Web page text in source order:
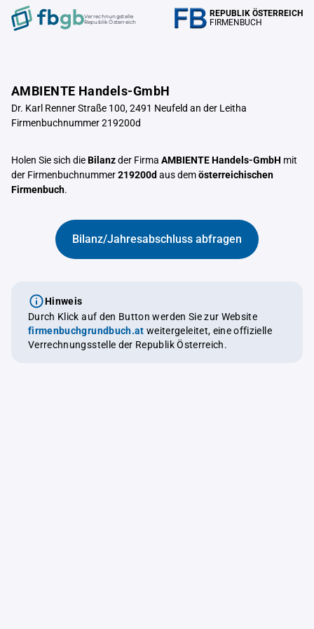
Verrechnungstelle
Republik Österreich
REPUBLIK ÖSTERREICH
FIRMENBUCH
AMBIENTE Handels-GmbH
Dr. Karl Renner Straße 100, 2491 Neufeld an der Leitha
Firmenbuchnummer 219200d
Holen Sie sich dieBilanzder Firma AMBIENTE Handels-GmbH mit
der Firmenbuchnummer219200d aus demösterreichischen
Firmenbuch.
Bilanz/Jahresabschluss abfragen
Hinweis
Durch Klick auf den Button werden Sie zur Website
firmenbuchgrundbuch.at weitergeleitet, eine offizielle
Verrechnungsstelle der Republik Österreich.